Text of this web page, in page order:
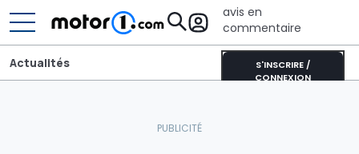
avis en
commentaire
S'INSCRIRE /
CONNEXION
Actualités